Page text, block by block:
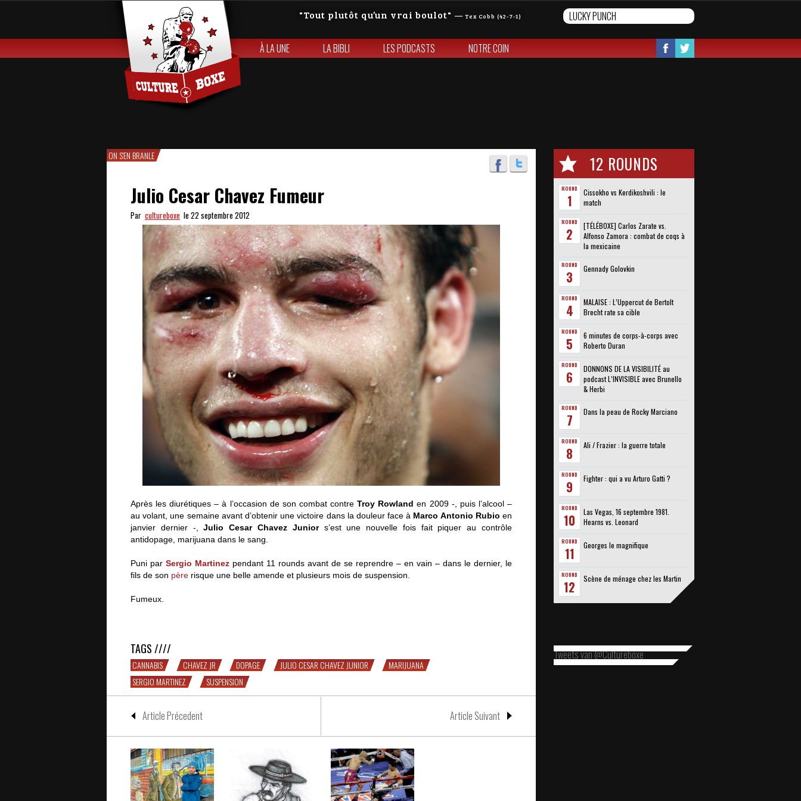
Tout plutôt qu’un vrai boulot — Tex Cobb (42-7-1)
À LA UNE LA BIBLI LES PODCASTS NOTRE COIN
12 ROUNDS
ROUND
1
Cissokho vs Kerdikoshvili : le
match
ROUND
2
[TÉLÉBOXE] Carlos Zarate vs.
Alfonso Zamora : combat de coqs à
la mexicaine
ROUND
3 Gennady Golovkin
ROUND
4
MALAISE : L’Uppercut de Bertolt
Brecht rate sa cible
ROUND
5
6 minutes de corps-à-corps avec
Roberto Duran
ROUND
6
DONNONS DE LA VISIBILITÉ au
podcast L’INVISIBLE avec Brunello
& Herbi
ROUND
7 Dans la peau de Rocky Marciano
ROUND
8 Ali / Frazier : la guerre totale
ROUND
9 Fighter : qui a vu Arturo Gatti ?
ROUND
10
Las Vegas, 16 septembre 1981.
Hearns vs. Leonard
ROUND
11 Georges le magnifique
ROUND
12 Scène de ménage chez les Martin
Tweets van @Cultureboxe
ON S'EN BRANLE
Julio Cesar Chavez Fumeur
Par cultureboxe le 22 septembre 2012
Après les diurétiques – à l’occasion de son combat contreTroy Rowland en 2009 -, puis l’alcool –
au volant, une semaine avant d’obtenir une victoire dans la douleur face à Marco Antonio Rubio en
janvier dernier -,Julio Cesar Chavez Juniors’est une nouvelle fois fait piquer au contrôle
antidopage, marijuana dans le sang.
Puni par Sergio Martinez pendant 11 rounds avant de se reprendre – en vain – dans le dernier, le
fils de son père risque une belle amende et plusieurs mois de suspension.
Fumeux.
TAGS ////
CANNABIS CHAVEZ JR DOPAGE JULIO CESAR CHAVEZ JUNIOR
MARIJUANA
SERGIO MARTINEZ
SUSPENSION
Article Précedent Article Suivant